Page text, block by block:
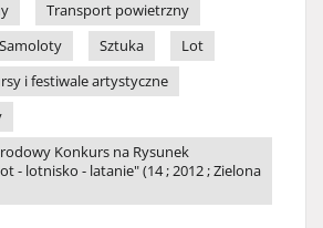
Transport powietrzny
Samoloty Sztuka
Lot
i festiwale artystyczne
Konkurs na Rysunek
- lotnisko - latanie" (14 ; 2012 ; Zielona